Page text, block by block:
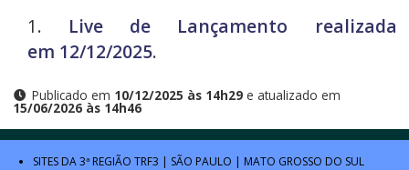
Live de Lançamento realizada
em 12/12/2025.
Publicado em 10/12/2025 às 14h29e atualizado em
15/06/2026 às 14h46
SITES DA 3ª REGIÃO TRF3 | SÃO PAULO | MATO GROSSO DO SUL